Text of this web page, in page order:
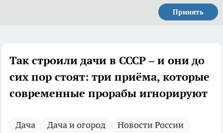
Принять
Так строили дачи в СССР – и они до
сих пор стоят: три приёма, которые
современные прорабы игнорируют
Дача Дача и огород
Новости России